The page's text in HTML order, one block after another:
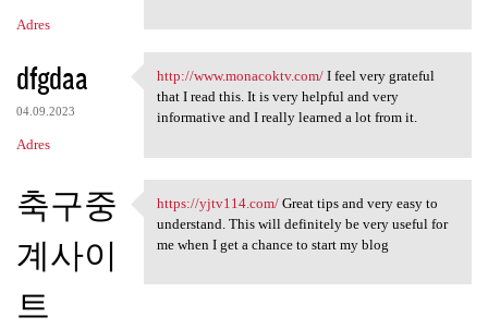
Adres
dfgdaa
04.09.2023
Adres
http://www.monacoktv.com/ I
http://www.monacoktv.com/I feel very grateful
that I read this. It is very helpful and very
informative and I really learned a lot from it.
축구중
계사이
트
https://yjtv114.com/ Great
https://yjtv114.com/Great tips and very easy to
understand. This will definitely be very useful for
me when I get a chance to start my blog